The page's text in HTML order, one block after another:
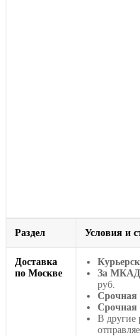
Раздел Условия и
Доставка
по Москве
За МКАД
руб.
Срочная
Срочная
В другие